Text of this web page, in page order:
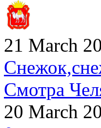
21 March
Смотра
20 March